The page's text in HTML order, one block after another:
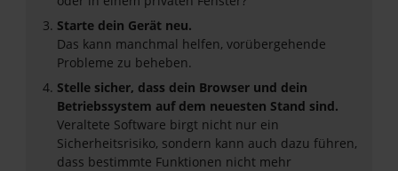
Starte dein Gerät neu.
Das kann manchmal helfen, vorübergehende
Probleme zu beheben.
Stelle sicher, dass dein Browser und dein
Betriebssystem auf dem neuesten Stand sind.
Veraltete Software birgt nicht nur ein
Sicherheitsrisiko, sondern kann auch dazu führen,
dass bestimmte Funktionen nicht mehr